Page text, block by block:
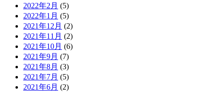
2022年2月 (5)
2022年1月 (5)
2021年12月 (2)
2021年11月 (2)
2021年10月 (6)
2021年9月 (7)
2021年8月 (3)
2021年7月 (5)
2021年6月 (2)